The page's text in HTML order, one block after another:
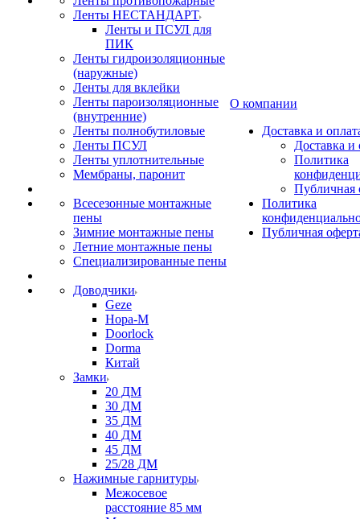
Ленты НЕСТАНДАРТ
Ленты и ПСУЛ для
ПИК
Ленты гидроизоляционные
(наружные)
Ленты для вклейки
Ленты пароизоляционные
(внутренние)
Ленты полнобутиловые
Ленты ПСУЛ
Ленты уплотнительные
Мембраны, паронит
Всесезонные монтажные
пены
Зимние монтажные пены
Летние монтажные пены
Специализированные пены
Доводчики
Geze
Нора-М
Doorlock
Dorma
Китай
Замки
20 ДМ
30 ДМ
35 ДМ
40 ДМ
45 ДМ
25/28 ДМ
Нажимные гарнитуры
Межосевое
расстояние 85 мм
О компании
Доставка и
Доставка и
Политика
Публичная
Политика
Публичная